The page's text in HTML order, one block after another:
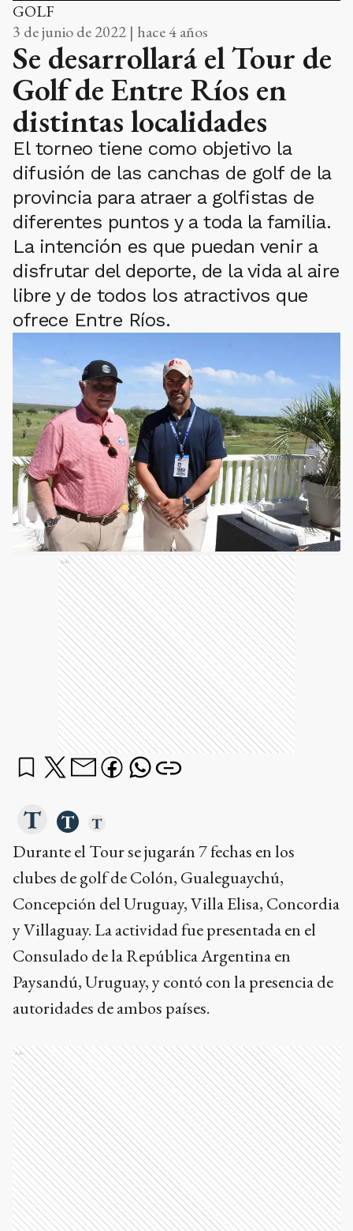
GOLF
3 de junio de 2022 | hace 4 años
Se desarrollará el Tour de
Golf de Entre Ríos en
distintas localidades
El torneo tiene como objetivo la
difusión de las canchas de golf de la
provincia para atraer a golfistas de
diferentes puntos y a toda la familia.
La intención es que puedan venir a
disfrutar del deporte, de la vida al aire
libre y de todos los atractivos que
ofrece Entre Ríos.
Ads
Durante el Tour se jugarán 7 fechas en los
clubes de golf de Colón, Gualeguaychú,
Concepción del Uruguay, Villa Elisa, Concordia
y Villaguay. La actividad fue presentada en el
Consulado de la República Argentina en
Paysandú, Uruguay, y contó con la presencia de
autoridades de ambos países.
Ads